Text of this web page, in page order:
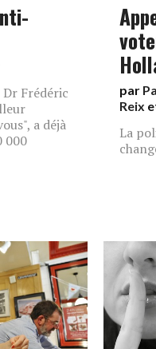
Frédéric
a déjà
000
par
Reix
La